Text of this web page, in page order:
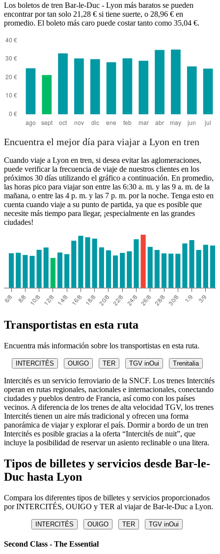
Los boletos de tren Bar-le-Duc - Lyon más baratos se pueden
encontrar por tan solo 21,28 € si tiene suerte, o 28,96 € en
promedio. El boleto más caro puede costar tanto como 35,04 €.
Encuentra el mejor día para viajar a Lyon en tren
Cuando viaje a Lyon en tren, si desea evitar las aglomeraciones,
puede verificar la frecuencia de viaje de nuestros clientes en los
próximos 30 días utilizando el gráfico a continuación. En promedio,
las horas pico para viajar son entre las 6:30 a. m. y las 9 a. m. de la
mañana, o entre las 4 p. m. y las 7 p. m. por la noche. Tenga esto en
cuenta cuando viaje a su punto de partida, ya que es posible que
necesite más tiempo para llegar, ¡especialmente en las grandes
ciudades!
Transportistas en esta ruta
Encuentra más información sobre los transportistas en esta ruta.
INTERCITÉS OUIGO TER TGV inOui Trenitalia
Intercités es un servicio ferroviario de la SNCF. Los trenes Intercités
operan en rutas regionales, nacionales e internacionales, conectando
ciudades y pueblos dentro de Francia, así como con los países
vecinos. A diferencia de los trenes de alta velocidad TGV, los trenes
Intercités tienen un aire más tradicional y ofrecen una forma
panorámica de viajar y explorar el país. Dormir a bordo de un tren
Intercités es posible gracias a la oferta “Intercités de nuit”, que
incluye la posibilidad de reservar un asiento reclinable o una litera.
Tipos de billetes y servicios desde Bar-le-
Duc hasta Lyon
Compara los diferentes tipos de billetes y servicios proporcionados
por INTERCITÉS, OUIGO y TER al viajar de Bar-le-Duc a Lyon.
INTERCITÉS OUIGO TER TGV inOui
Second Class - The Essential